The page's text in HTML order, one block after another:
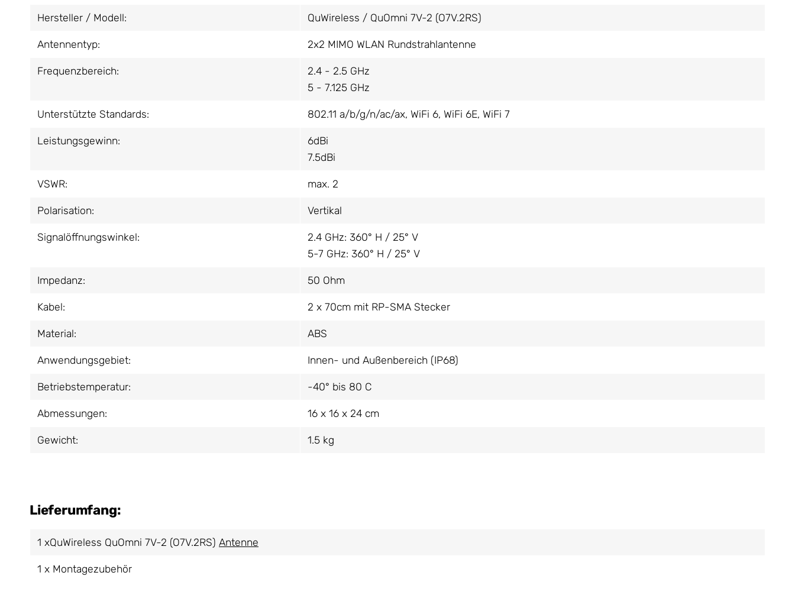
Hersteller / Modell: QuWireless / QuOmni 7V-2 (O7V.2RS)
Antennentyp: 2x2 MIMO WLAN Rundstrahlantenne
Frequenzbereich:
2.4 - 2.5 GHz
5 - 7.125 GHz
Unterstützte Standards: 802.11 a/b/g/n/ac/ax, WiFi 6, WiFi 6E, WiFi 7
Leistungsgewinn:
6dBi
7.5dBi
VSWR: max. 2
Polarisation: Vertikal
Signalöffnungswinkel:
2.4 GHz: 360° H / 25° V
5-7 GHz: 360° H / 25° V
Impedanz: 50 Ohm
Kabel: 2 x 70cm mit RP-SMA Stecker
Material: ABS
Anwendungsgebiet: Innen- und Außenbereich (IP68)
Betriebstemperatur: -40° bis 80 C
Abmessungen: 16 x 16 x 24 cm
Gewicht: 1.5 kg
Lieferumfang:
1 xQuWireless QuOmni 7V-2 (O7V.2RS) Antenne
1 x Montagezubehör